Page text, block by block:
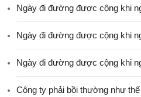
Ngày đi đường được cộng khi
Ngày đi đường được cộng khi
Ngày đi đường được cộng khi
Công ty phải bồi thường như